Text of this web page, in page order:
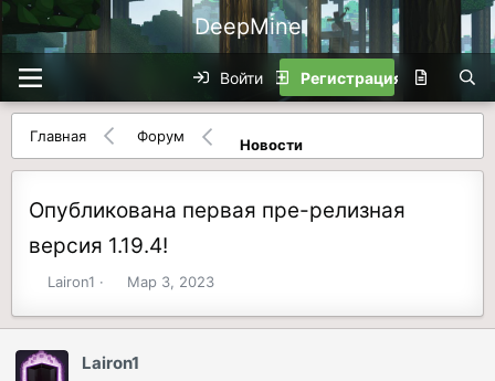
DeepMine
Войти Регистрация
Главная Форум Новости
Опубликована первая пре-релизная
версия 1.19.4!
А
т
о
Lairon1
Д
т
Мар 3, 2023
Lairon1